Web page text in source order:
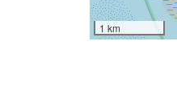
1 km